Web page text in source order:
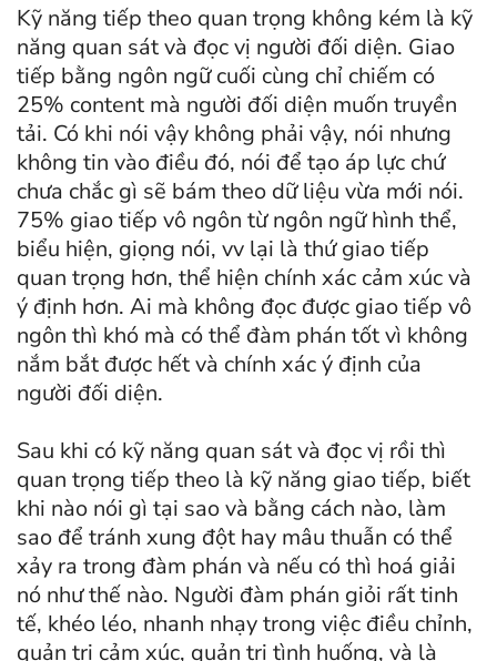
Kỹ năng tiếp theo quan trọng không kém là kỹ
năng quan sát và đọc vị người đối diện. Giao
tiếp bằng ngôn ngữ cuối cùng chỉ chiếm có
25% content mà người đối diện muốn truyền
tải. Có khi nói vậy không phải vậy, nói nhưng
không tin vào điều đó, nói để tạo áp lực chứ
chưa chắc gì sẽ bám theo dữ liệu vừa mới nói.
75% giao tiếp vô ngôn từ ngôn ngữ hình thể,
biểu hiện, giọng nói, vv lại là thứ giao tiếp
quan trọng hơn, thể hiện chính xác cảm xúc và
ý định hơn. Ai mà không đọc được giao tiếp vô
ngôn thì khó mà có thể đàm phán tốt vì không
nắm bắt được hết và chính xác ý định của
người đối diện.
Sau khi có kỹ năng quan sát và đọc vị rồi thì
quan trọng tiếp theo là kỹ năng giao tiếp, biết
khi nào nói gì tại sao và bằng cách nào, làm
sao để tránh xung đột hay mâu thuẫn có thể
xảy ra trong đàm phán và nếu có thì hoá giải
nó như thế nào. Người đàm phán giỏi rất tinh
tế, khéo léo, nhanh nhạy trong việc điều chỉnh,
quản trị cảm xúc, quản trị tình huống, và là